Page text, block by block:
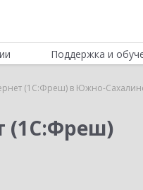
Поддержка и
(1С:Фреш) в Южно-
(1С:Фреш)